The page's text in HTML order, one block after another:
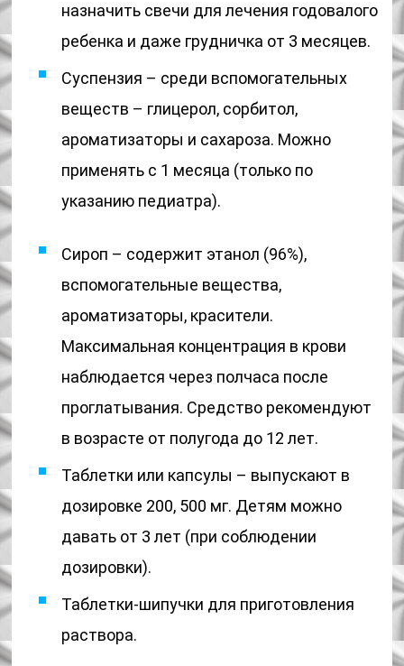
назначить свечи для лечения годовалого
ребенка и даже грудничка от 3 месяцев.
Суспензия – среди вспомогательных
веществ – глицерол, сорбитол,
ароматизаторы и сахароза. Можно
применять с 1 месяца (только по
указанию педиатра).
Сироп – содержит этанол (96%),
вспомогательные вещества,
ароматизаторы, красители.
Максимальная концентрация в крови
наблюдается через полчаса после
проглатывания. Средство рекомендуют
в возрасте от полугода до 12 лет.
Таблетки или капсулы – выпускают в
дозировке 200, 500 мг. Детям можно
давать от 3 лет (при соблюдении
дозировки).
Таблетки-шипучки для приготовления
раствора.